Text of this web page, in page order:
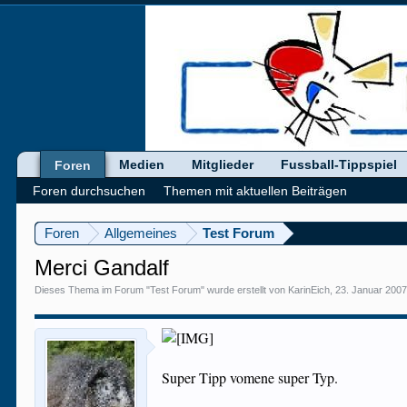
Foren Allgemeines Test Forum
Merci Gandalf
Dieses Thema im Forum "Test Forum" wurde erstellt von KarinEich ,23. Januar 2007
Super Tipp vomene super Typ.
Foren
Foren durchsuchen
Themen mit aktuellen Beiträgen
Medien Mitglieder Fussball-Tippspiel